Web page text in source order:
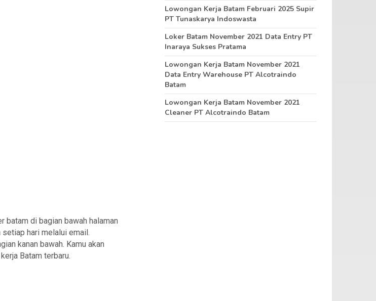
batam di bagian bawah halaman
hari melalui email.
kanan bawah. Kamu akan
Batam terbaru.
Lowongan Kerja Batam Februari 2025 Supir
PT Tunaskarya Indoswasta
Loker Batam November 2021 Data Entry PT
Inaraya Sukses Pratama
Lowongan Kerja Batam November 2021
Data Entry Warehouse PT Alcotraindo
Batam
Lowongan Kerja Batam November 2021
Cleaner PT Alcotraindo Batam